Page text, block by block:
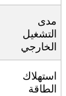
مدى
التشغيل
الخارجي
استهلاك
الطاقة